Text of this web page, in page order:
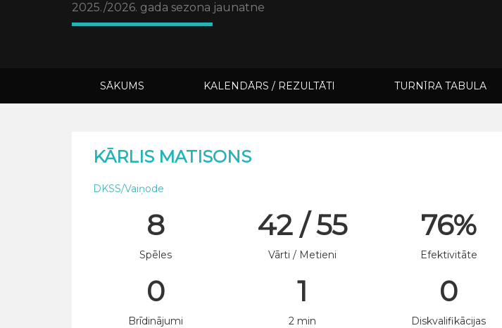
2025./2026. gada sezona jaunatne
SĀKUMS KALENDĀRS / REZULTĀTI TURNĪRA TABULA
KĀRLIS MATISONS
DKSS/Vaiņode
8
Spēles
42 / 55
Vārti / Metieni
76%
Efektivitāte
0
Brīdinājumi
1
2 min
0
Diskvalifikācijas